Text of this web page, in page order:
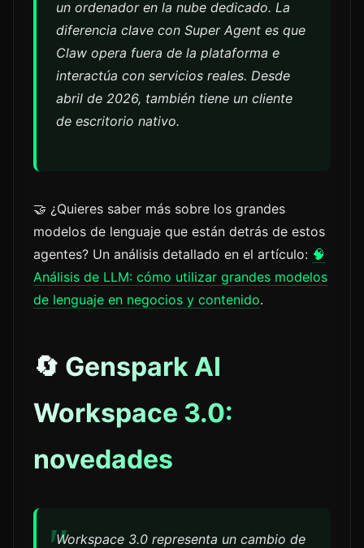
un ordenador en la nube dedicado. La
diferencia clave con Super Agent es que
Claw opera fuera de la plataforma e
interactúa con servicios reales. Desde
abril de 2026, también tiene un cliente
de escritorio nativo.
🤝 ¿Quieres saber más sobre los grandes
modelos de lenguaje que están detrás de estos
agentes? Un análisis detallado en el artículo: 🧠
Análisis de LLM: cómo utilizar grandes modelos
de lenguaje en negocios y contenido.
🔄 Genspark AI
Workspace 3.0:
novedades
Workspace 3.0 representa un cambio de